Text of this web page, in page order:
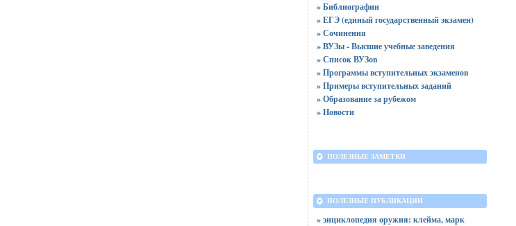
» Библиографии
» ЕГЭ (единый государственный экзамен)
» Сочинения
» ВУЗы - Высшие учебные заведения
» Список ВУЗов
» Программы вступительных экзаменов
» Примеры вступительных заданий
» Образование за рубежом
» Новости
ПОЛЕЗНЫЕ ЗАМЕТКИ
ПОЛЕЗНЫЕ ПУБЛИКАЦИИ
» энциклопедия оружия: клейма, марк